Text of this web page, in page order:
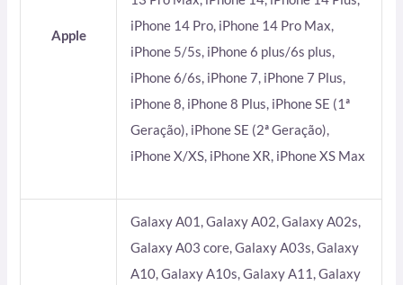
Apple
iPhone 14 Pro, iPhone 14 Pro Max,
iPhone 5/5s, iPhone 6 plus/6s plus,
iPhone 6/6s, iPhone 7, iPhone 7 Plus,
iPhone 8, iPhone 8 Plus, iPhone SE (1ª
Geração), iPhone SE (2ª Geração),
iPhone X/XS, iPhone XR, iPhone XS Max
Galaxy A01, Galaxy A02, Galaxy A02s,
Galaxy A03 core, Galaxy A03s, Galaxy
A10, Galaxy A10s, Galaxy A11, Galaxy